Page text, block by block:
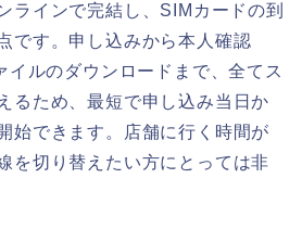
ラインで完結し、SIMカードの到
です。申し込みから本人確認
イルのダウンロードまで、全てス
るため、最短で申し込み当日か
始できます。店舗に行く時間が
を切り替えたい方にとっては非